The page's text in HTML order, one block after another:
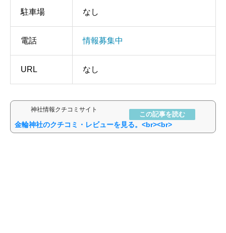
駐車場 なし
電話 情報募集中
URL なし
神社情報クチコミサイト
金輪神社